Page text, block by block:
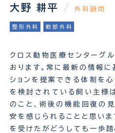
大野 耕平 / 外科顧問
整形外科 軟部外科
クロス動物医療センターグ
おります。常に最新の情報
ションを提案できる体制を
を検討されている飼い主様
のこと、術後の機能回復の
安を感じられることと思い
を受けたがどうしても一歩